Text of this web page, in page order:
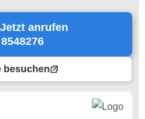
Jetzt anrufen
besuchen